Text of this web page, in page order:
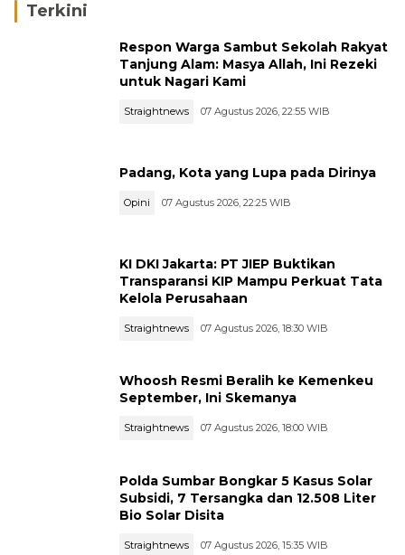
Terkini
Respon Warga Sambut Sekolah Rakyat
Tanjung Alam: Masya Allah, Ini Rezeki
untuk Nagari Kami
Straightnews 07 Agustus 2026, 22:55 WIB
Padang, Kota yang Lupa pada Dirinya
Opini 07 Agustus 2026, 22:25 WIB
KI DKI Jakarta: PT JIEP Buktikan
Transparansi KIP Mampu Perkuat Tata
Kelola Perusahaan
Straightnews 07 Agustus 2026, 18:30 WIB
Whoosh Resmi Beralih ke Kemenkeu
September, Ini Skemanya
Straightnews 07 Agustus 2026, 18:00 WIB
Polda Sumbar Bongkar 5 Kasus Solar
Subsidi, 7 Tersangka dan 12.508 Liter
Bio Solar Disita
Straightnews 07 Agustus 2026, 15:35 WIB